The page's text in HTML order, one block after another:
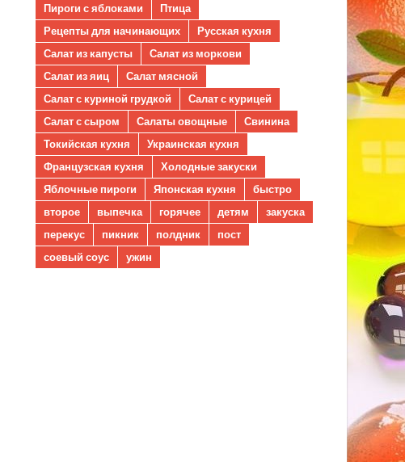
Пироги с яблоками
Птица
Рецепты для начинающих
Русская кухня
Салат из капусты
Салат из моркови
Салат из яиц
Салат мясной
Салат с куриной грудкой
Салат с курицей
Салат с сыром
Салаты овощные
Свинина
Токийская кухня
Украинская кухня
Французская кухня
Холодные закуски
Яблочные пироги
Японская кухня
быстро
второе
выпечка горячее детям
закуска
перекус
пикник полдник
пост
соевый соус
ужин